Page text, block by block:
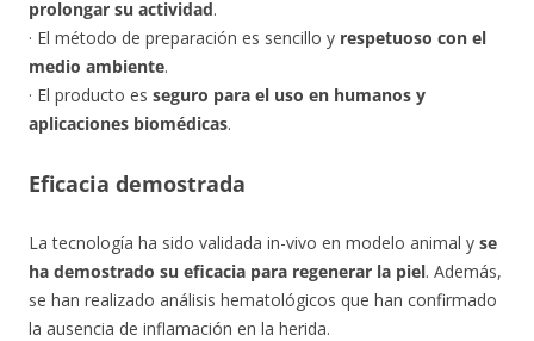
prolongar su actividad.
· El método de preparación es sencillo y respetuoso con el
medio ambiente.
· El producto es seguro para el uso en humanos y
aplicaciones biomédicas.
Eficacia demostrada
La tecnología ha sido validada in-vivo en modelo animal y se
ha demostrado su eficacia para regenerar la piel. Además,
se han realizado análisis hematológicos que han confirmado
la ausencia de inflamación en la herida.